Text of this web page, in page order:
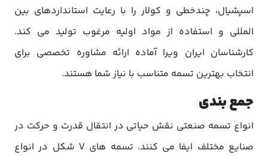
اسپشیال، چندخطی و کولار را با رعایت استانداردهای بین
المللی و استفاده از مواد اولیه مرغوب تولید می کند.
کارشناسان ایران ویرا آماده ارائه مشاوره تخصصی برای
انتخاب بهترین تسمه متناسب با نیاز شما هستند.
جمع بندی
انواع تسمه صنعتی نقش حیاتی در انتقال قدرت و حرکت در
صنایع مختلف ایفا می کنند. تسمه های V شکل در انواع